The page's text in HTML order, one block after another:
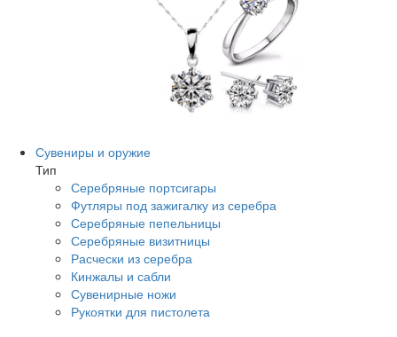
Сувениры и оружие
Тип
Серебряные портсигары
Футляры под зажигалку из серебра
Серебряные пепельницы
Серебряные визитницы
Расчески из серебра
Кинжалы и сабли
Сувенирные ножи
Рукоятки для пистолета